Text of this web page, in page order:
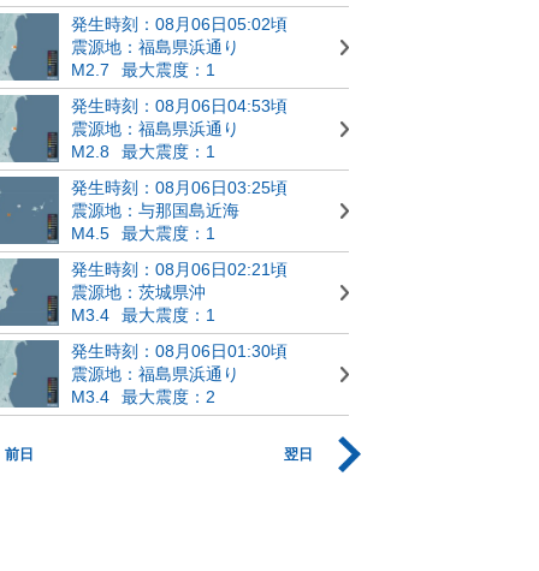
発生時刻：08月06日05:02頃
震源地：福島県浜通り
M2.7
最大震度：1
発生時刻：08月06日04:53頃
震源地：福島県浜通り
M2.8
最大震度：1
発生時刻：08月06日03:25頃
震源地：与那国島近海
M4.5
最大震度：1
発生時刻：08月06日02:21頃
震源地：茨城県沖
M3.4
最大震度：1
発生時刻：08月06日01:30頃
震源地：福島県浜通り
M3.4
最大震度：2
前日 翌日